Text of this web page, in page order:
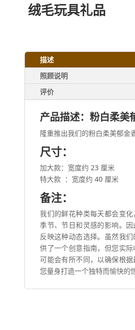
绒毛玩具礼品
描述
照顾说明
评价
产品描述：粉白柔美
隆重推出我们的粉白柔美郁金
尺寸：
加大款：宽度约 23 厘米
特大款 ：宽度约 40 厘米
备注：
我们的鲜花种类每天都会变化
季节、节日和灵感的影响。
反映这种动态选择。虽然我
供了一个创意指南，但您实
可能会有所不同，以确保根
您量身打造一个独特而愉快的